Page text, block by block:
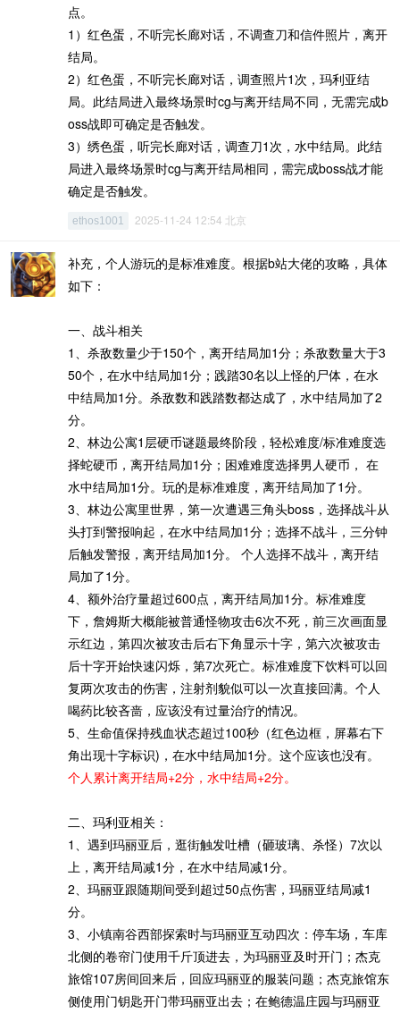
点。
1）红色蛋，不听完长廊对话，不调查刀和信件照片，离开
结局。
2）红色蛋，不听完长廊对话，调查照片1次，玛利亚结
局。此结局进入最终场景时cg与离开结局不同，无需完成b
oss战即可确定是否触发。
3）绣色蛋，听完长廊对话，调查刀1次，水中结局。此结
局进入最终场景时cg与离开结局相同，需完成boss战才能
确定是否触发。
ethos1001 2025-11-24 12:54 北京
补充，个人游玩的是标准难度。根据b站大佬的攻略，具体
如下：
一、战斗相关
1、杀敌数量少于150个，离开结局加1分；杀敌数量大于3
50个，在水中结局加1分；践踏30名以上怪的尸体，在水
中结局加1分。杀敌数和践踏数都达成了，水中结局加了2
分。
2、林边公寓1层硬币谜题最终阶段，轻松难度/标准难度选
择蛇硬币，离开结局加1分；困难难度选择男人硬币， 在
水中结局加1分。玩的是标准难度，离开结局加了1分。
3、林边公寓里世界，第一次遭遇三角头boss，选择战斗从
头打到警报响起，在水中结局加1分；选择不战斗，三分钟
后触发警报，离开结局加1分。 个人选择不战斗，离开结
局加了1分。
4、额外治疗量超过600点，离开结局加1分。标准难度
下，詹姆斯大概能被普通怪物攻击6次不死，前三次画面显
示红边，第四次被攻击后右下角显示十字，第六次被攻击
后十字开始快速闪烁，第7次死亡。标准难度下饮料可以回
复两次攻击的伤害，注射剂貌似可以一次直接回满。个人
喝药比较吝啬，应该没有过量治疗的情况。
5、生命值保持残血状态超过100秒（红色边框，屏幕右下
角出现十字标识)，在水中结局加1分。这个应该也没有。
个人累计离开结局+2分，水中结局+2分。
二、玛利亚相关：
1、遇到玛丽亚后，逛街触发吐槽（砸玻璃、杀怪）7次以
上，离开结局减1分，在水中结局减1分。
2、玛丽亚跟随期间受到超过50点伤害，玛丽亚结局减1
分。
3、小镇南谷西部探索时与玛丽亚互动四次：停车场，车库
北侧的卷帘门使用千斤顶进去，为玛丽亚及时开门；杰克
旅馆107房间回来后，回应玛丽亚的服装问题；杰克旅馆东
侧使用门钥匙开门带玛丽亚出去；在鲍德温庄园与玛丽亚